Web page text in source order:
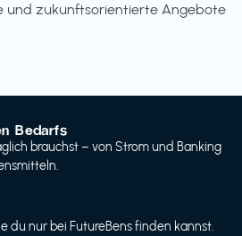
und zukunftsorientierte Angebote
Bedarfs
brauchst – von Strom und Banking
du nur bei FutureBens finden kannst.